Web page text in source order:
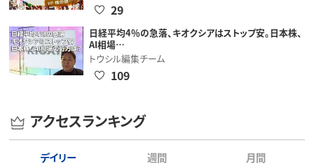
29
日経平均4％の急落、キオクシアはストップ安。日本株、
AI相場…
トウシル編集チーム
109
アクセスランキング
デイリー 週間 月間